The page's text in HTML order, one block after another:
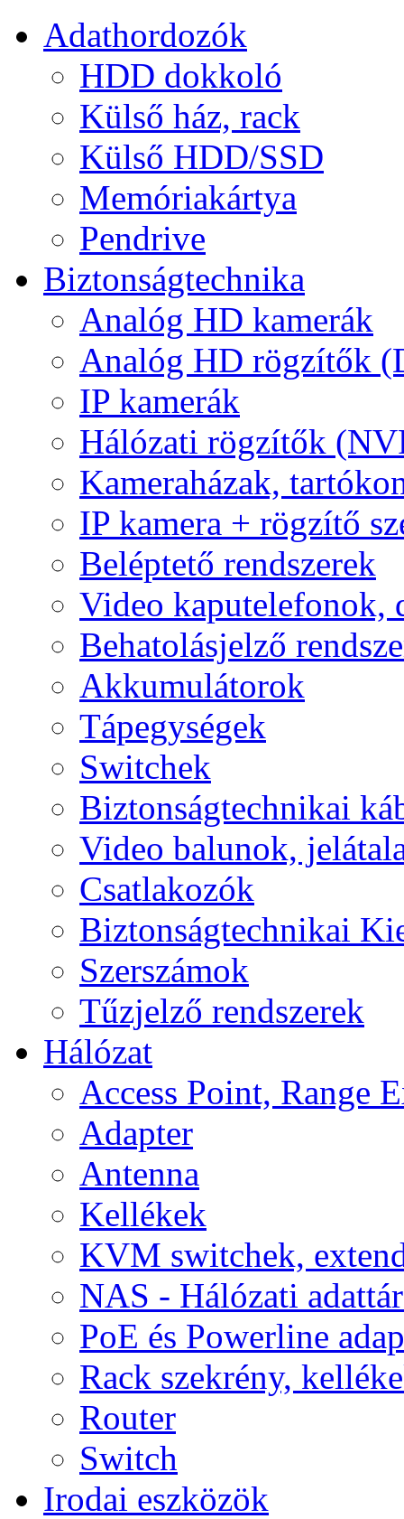
Adathordozók
HDD dokkoló
Külső ház, rack
Külső HDD/SSD
Memóriakártya
Pendrive
Biztonságtechnika
Analóg HD kamerák
Analóg HD rögzítők
IP kamerák
Hálózati rögzítők
Kameraházak,
IP kamera + rögzítő
Beléptető rendszerek
Video kaputelefonok,
Behatolásjelző
Akkumulátorok
Tápegységek
Switchek
Biztonságtechnikai
Video balunok,
Csatlakozók
Biztonságtechnikai
Szerszámok
Tűzjelző rendszerek
Hálózat
Access Point, Range
Adapter
Antenna
Kellékek
KVM switchek,
NAS - Hálózati
PoE és Powerline
Rack szekrény,
Router
Switch
Irodai eszközök